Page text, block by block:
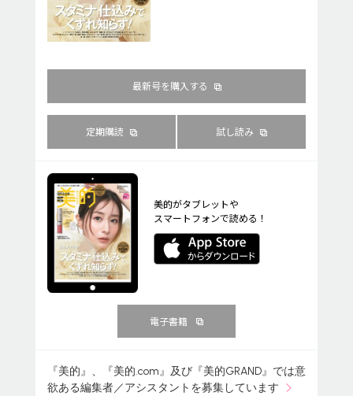
最新号を購入する
定期購読 試し読み
美的がタブレットや
スマートフォンで読める！
電子書籍
『美的』、『美的.com』及び『美的GRAND』では意
欲ある編集者／アシスタントを募集しています